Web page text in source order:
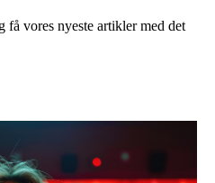
få vores nyeste artikler med det